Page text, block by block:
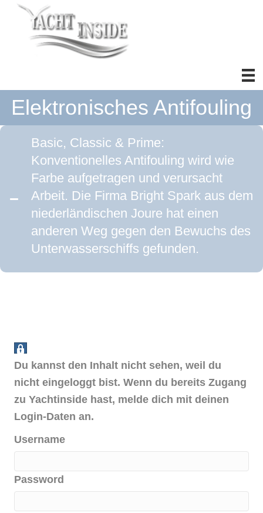
Elektronisches Antifouling
Basic, Classic & Prime:
Konventionelles Antifouling wird wie
Farbe aufgetragen und verursacht
Arbeit. Die Firma Bright Spark aus dem
niederländischen Joure hat einen
anderen Weg gegen den Bewuchs des
Unterwasserschiffs gefunden.
Du kannst den Inhalt nicht sehen, weil du
nicht eingeloggt bist. Wenn du bereits Zugang
zu Yachtinside hast, melde dich mit deinen
Login-Daten an.
Username
Password